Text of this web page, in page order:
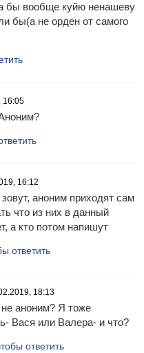
бы вообще куйю ненашеву
бы(а не орден от самого
16:05
16:12
аноним приходят сам
что из них в данный
а кто потом напишут
ответить
18:13
аноним? Я тоже
Вася или Валера- и что?
ответить